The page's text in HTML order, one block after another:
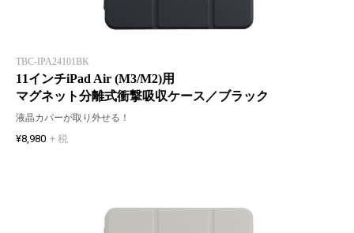
TBC-IPA24101BK
11インチiPad Air (M3/M2)用
マグネット分離式衝撃吸収ケース／ブラック
液晶カバーが取り外せる！
¥8,980 + 税